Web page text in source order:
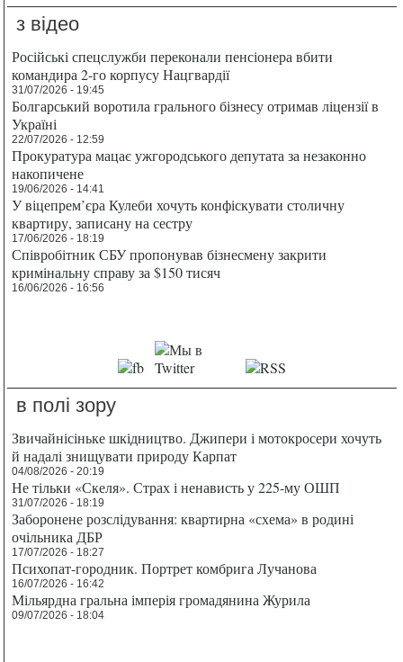
з відео
Російські спецслужби переконали пенсіонера вбити
командира 2-го корпусу Нацгвардії
31/07/2026 - 19:45
Болгарський воротила грального бізнесу отримав ліцензії в
Україні
22/07/2026 - 12:59
Прокуратура мацає ужгородського депутата за незаконно
накопичене
19/06/2026 - 14:41
У віцепрем’єра Кулеби хочуть конфіскувати столичну
квартиру, записану на сестру
17/06/2026 - 18:19
Співробітник СБУ пропонував бізнесмену закрити
кримінальну справу за $150 тисяч
16/06/2026 - 16:56
в полі зору
Звичайнісіньке шкідництво. Джипери і мотокросери хочуть
й надалі знищувати природу Карпат
04/08/2026 - 20:19
Не тільки «Скеля». Страх і ненависть у 225-му ОШП
31/07/2026 - 18:19
Заборонене розслідування: квартирна «схема» в родині
очільника ДБР
17/07/2026 - 18:27
Психопат-городник. Портрет комбрига Лучанова
16/07/2026 - 16:42
Мільярдна гральна імперія громадянина Журила
09/07/2026 - 18:04